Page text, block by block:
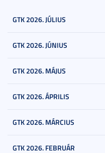
GTK 2026. JÚLIUS
GTK 2026. JÚNIUS
GTK 2026. MÁJUS
GTK 2026. ÁPRILIS
GTK 2026. MÁRCIUS
GTK 2026. FEBRUÁR